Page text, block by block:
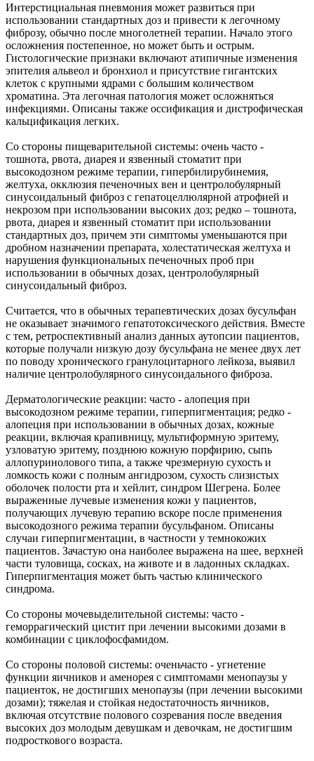
Интерстициальная пневмония может развиться при
использовании стандартных доз и привести к легочному
фиброзу, обычно после многолетней терапии. Начало этого
осложнения постепенное, но может быть и острым.
Гистологические признаки включают атипичные изменения
эпителия альвеол и бронхиол и присутствие гигантских
клеток с крупными ядрами с большим количеством
хроматина. Эта легочная патология может осложняться
инфекциями. Описаны также оссификация и дистрофическая
кальцификация легких.
Со стороны пищеварительной системы: очень часто -
тошнота, рвота, диарея и язвенный стоматит при
высокодозном режиме терапии, гипербилирубинемия,
желтуха, окклюзия печеночных вен и центролобулярный
синусоидальный фиброз с гепатоцеллюлярной атрофией и
некрозом при использовании высоких доз; редко – тошнота,
рвота, диарея и язвенный стоматит при использовании
стандартных доз, причем эти симптомы уменьшаются при
дробном назначении препарата, холестатическая желтуха и
нарушения функциональных печеночных проб при
использовании в обычных дозах, центролобулярный
синусоидальный фиброз.
Считается, что в обычных терапевтических дозах бусульфан
не оказывает значимого гепатотоксического действия. Вместе
с тем, ретроспективный анализ данных аутопсии пациентов,
которые получали низкую дозу бусульфана не менее двух лет
по поводу хронического гранулоцитарного лейкоза, выявил
наличие центролобулярного синусоидального фиброза.
Дерматологические реакции: часто - алопеция при
высокодозном режиме терапии, гиперпигментация; редко -
алопеция при использовании в обычных дозах, кожные
реакции, включая крапивницу, мультиформную эритему,
узловатую эритему, позднюю кожную порфирию, сыпь
аллопуринолового типа, а также чрезмерную сухость и
ломкость кожи с полным ангидрозом, сухость слизистых
оболочек полости рта и хейлит, синдром Шегрена. Более
выраженные лучевые изменения кожи у пациентов,
получающих лучевую терапию вскоре после применения
высокодозного режима терапии бусульфаном. Описаны
случаи гиперпигментации, в частности у темнокожих
пациентов. Зачастую она наиболее выражена на шее, верхней
части туловища, сосках, на животе и в ладонных складках.
Гиперпигментация может быть частью клинического
синдрома.
Со стороны мочевыделительной системы: часто -
геморрагический цистит при лечении высокими дозами в
комбинации с циклофосфамидом.
Со стороны половой системы: оченьчасто - угнетение
функции яичников и аменорея с симптомами менопаузы у
пациенток, не достигших менопаузы (при лечении высокими
дозами); тяжелая и стойкая недостаточность яичников,
включая отсутствие полового созревания после введения
высоких доз молодым девушкам и девочкам, не достигшим
подросткового возраста.